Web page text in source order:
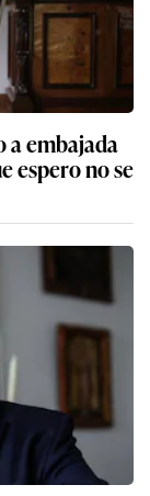
a embajada
espero no se